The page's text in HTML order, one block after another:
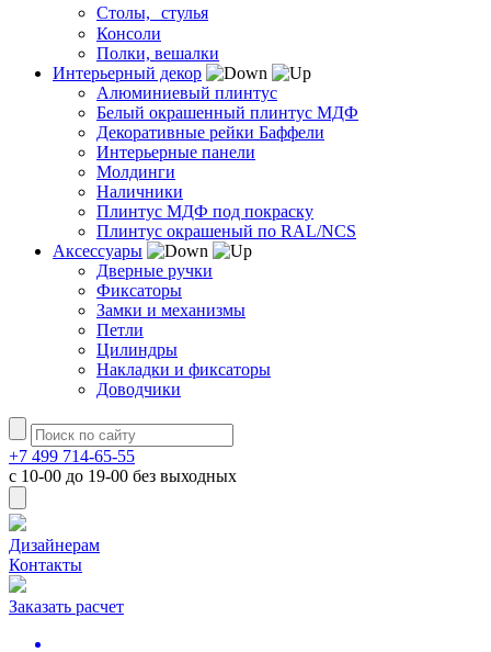
Столы, стулья
Консоли
Полки, вешалки
Интерьерный декор
Алюминиевый плинтус
Белый окрашенный плинтус МДФ
Декоративные рейки Баффели
Интерьерные панели
Молдинги
Наличники
Плинтус МДФ под покраску
Плинтус окрашеный по RAL/NCS
Аксессуары
Дверные ручки
Фиксаторы
Замки и механизмы
Петли
Цилиндры
Накладки и фиксаторы
Доводчики
+7 499 714-65-55
с 10-00 до 19-00 без выходных
Дизайнерам
Контакты
Заказать расчет